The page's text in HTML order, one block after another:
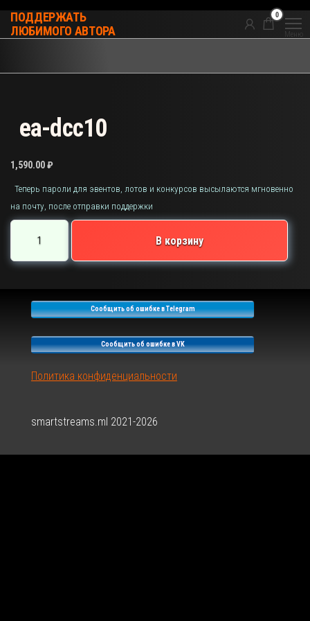
ПОДДЕРЖАТЬ
ЛЮБИМОГО АВТОРА
0
Меню
ea-dcc10
1,590.00₽
Теперь пароли для эвентов, лотов и конкурсов высылаются мгновенно
на почту, после отправки поддержки
товара
ea-
В корзину
Сообщить об ошибке в Telegram
Сообщить об ошибке в VK
Политика конфиденциальности
smartstreams.ml 2021-2026